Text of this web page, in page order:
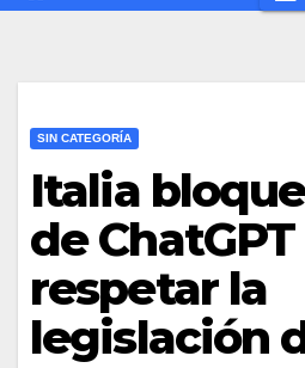
SIN CATEGORÍA
Italia
de
respetar la
legislación